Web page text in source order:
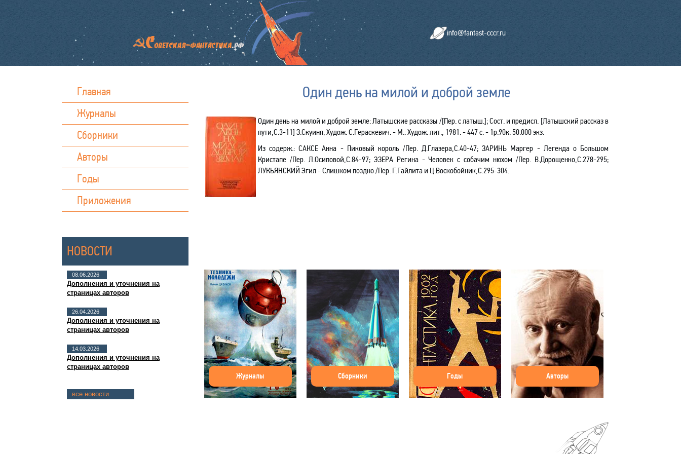
info@fantast-cccr.ru
Главная
Журналы
Сборники
Авторы
Годы
Приложения
НОВОСТИ
08.06.2026
Дополнения и уточнения на
страницах авторов
26.04.2026
Дополнения и уточнения на
страницах авторов
14.03.2026
Дополнения и уточнения на
страницах авторов
все новости
Один день на милой и доброй земле
Один день на милой и доброй земле: Латышские рассказы /[Пер. с латыш.]; Сост. и предисл. [Латышский рассказ в
пути,С.3-11] З.Скуиня; Худож. С.Гераскевич. - М.: Худож. лит., 1981. - 447 с. - 1р.90к. 50.000 экз.
Из содерж.: САКСЕ Анна - Пиковый король /Пер. Д.Глазера,С.40-47;ЗАРИНЬ Маргер - Легенда о Большом
Кристапе /Пер. Л.Осиповой,С.84-97; ЭЗЕРА Регина - Человек с собачим нюхом /Пер. В.Дорощенко,С.278-295;
ЛУКЬЯНСКИЙ Эгил - Слишком поздно /Пер. Г.Гайлита и Ц.Воскобойник,С.295-304.
Журналы Сборники Годы Авторы